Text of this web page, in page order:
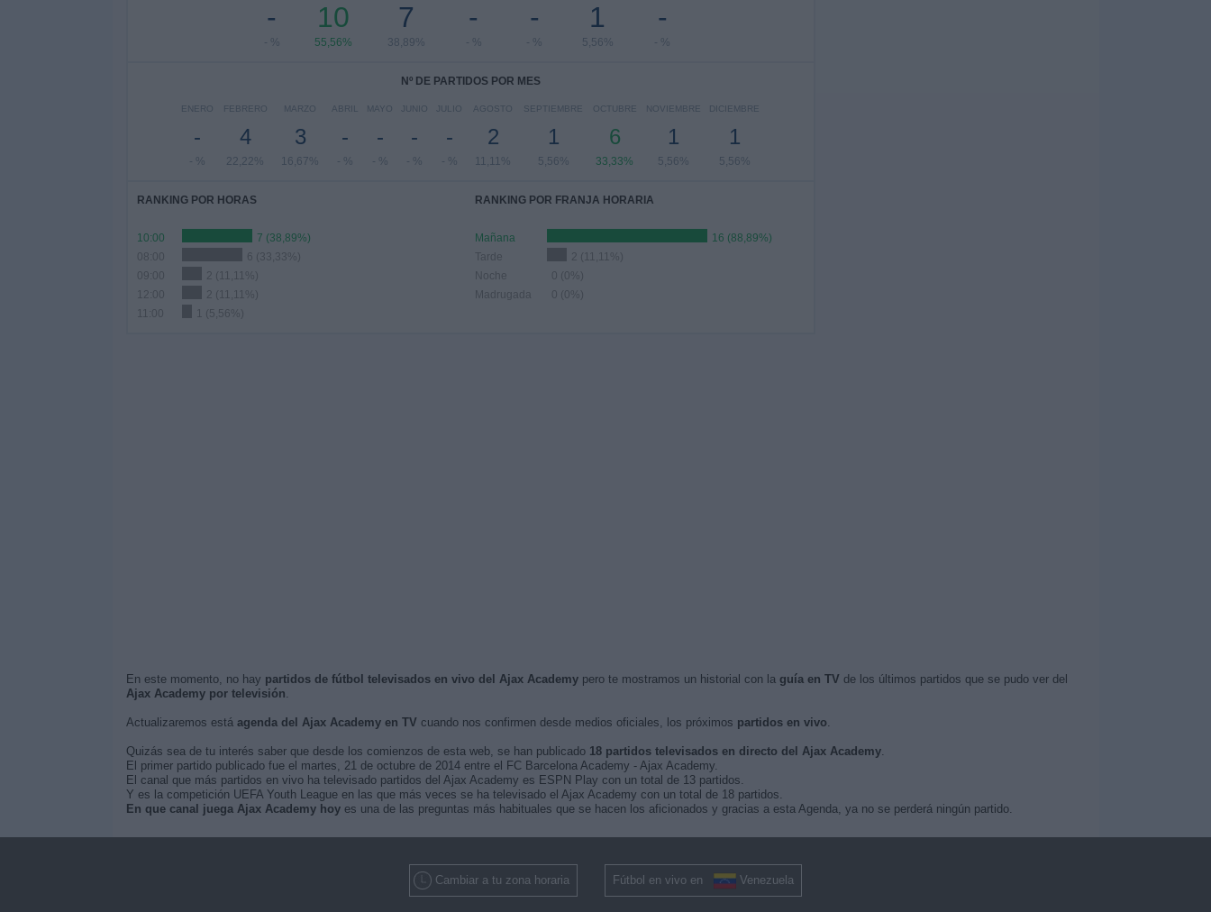
-
- %
10
55,56%
7
38,89%
-
- %
-
- %
1
5,56%
-
- %
Nº DE PARTIDOS POR MES
ENERO
-
- %
FEBRERO
4
22,22%
MARZO
3
16,67%
ABRIL
-
- %
MAYO
-
- %
JUNIO
-
- %
JULIO
-
- %
AGOSTO
2
11,11%
SEPTIEMBRE
1
5,56%
OCTUBRE
6
33,33%
NOVIEMBRE
1
5,56%
DICIEMBRE
1
5,56%
RANKING POR HORAS
10:00
7 (38,89%)
08:00
6 (33,33%)
09:00
2 (11,11%)
12:00
2 (11,11%)
1 (5,56%)
RANKING POR FRANJA HORARIA
Mañana
16 (88,89%)
Tarde
2 (11,11%)
Noche
0 (0%)
Madrugada
0 (0%)
En este momento, no hay partidos de fútbol televisados en vivo del Ajax Academypero te mostramos un historial con la guía en TV de los últimos partidos que se pudo ver del
Ajax Academy por televisión.
Actualizaremos está agenda del Ajax Academy en TV cuando nos confirmen desde medios oficiales, los próximos partidos en vivo.
Quizás sea de tu interés saber que desde los comienzos de esta web, se han publicado 18 partidos televisados en directo del Ajax Academy.
El primer partido publicado fue el martes, 21 de octubre de 2014 entre el FC Barcelona Academy - Ajax Academy.
El canal que más partidos en vivo ha televisado partidos del Ajax Academy es ESPN Play con un total de 13 partidos.
Y es la competición UEFA Youth League en las que más veces se ha televisado el Ajax Academy con un total de 18 partidos.
En que canal juega Ajax Academy hoyes una de las preguntas más habituales que se hacen los aficionados y gracias a esta Agenda, ya no se perderá ningún partido.
Cambiar a tu zona horaria Fútbol en vivo en Venezuela